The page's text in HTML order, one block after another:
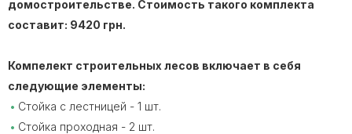
домостроительстве. Стоимость такого комплекта
составит: 9420 грн.
Компелект строительных лесов включает в себя
следующие элементы:
Стойка с лестницей - 1 шт.
Стойка проходная - 2 шт.